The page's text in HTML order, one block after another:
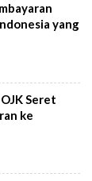
yang
Seret
ke